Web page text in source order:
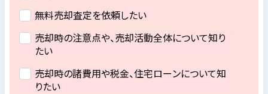
無料売却査定を依頼したい
売却時の注意点や、売却活動全体について知り
たい
売却時の諸費用や税金、住宅ローンについて知
りたい